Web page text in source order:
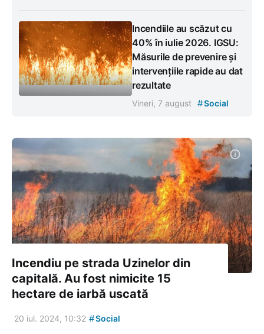
Incendiile au scăzut cu
40% în iulie 2026. IGSU:
Măsurile de prevenire și
intervențiile rapide au dat
rezultate
Vineri, 7 august #Social
Incendiu pe strada Uzinelor din
capitală. Au fost nimicite 15
hectare de iarbă uscată
20 iul. 2024, 10:32 #Social